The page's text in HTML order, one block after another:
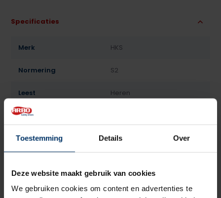
Toestemming Details Over
Deze website maakt gebruik van cookies
We gebruiken cookies om content en advertenties te
Specificaties
Merk HKS
Normering S2
Leest Heren
Model
Sluiting Veter